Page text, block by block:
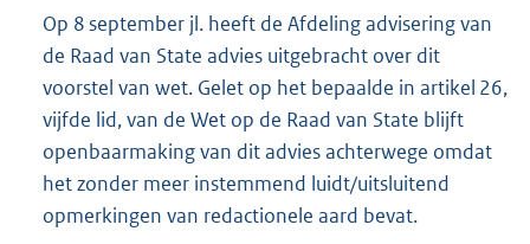
b
Op 8 september jl. heeft de Afdeling advisering van
de Raad van State advies uitgebracht over dit
voorstel van wet. Gelet op het bepaalde in artikel 26,
vijfde lid, van de Wet op de Raad van State blijft
openbaarmaking van dit advies achterwege omdat
het zonder meer instemmend luidt/uitsluitend
opmerkingen van redactionele aard bevat.